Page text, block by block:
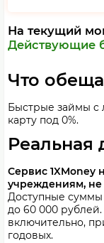
На текущий
Действующие
Что
Быстрые займы c
карту под 0%.
Реальная
Сервис 1XMoney
учреждениям, не
Доступные суммы
до 60 000 рублей.
включительно,
годовых.